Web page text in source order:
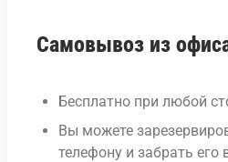
Самовывоз из
Бесплатно при любой
Вы можете
телефону и забрать его